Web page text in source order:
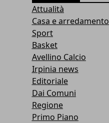
Attualità
Casa e arredamento
Sport
Basket
Avellino Calcio
Irpinia news
Editoriale
Dai Comuni
Regione
Primo Piano